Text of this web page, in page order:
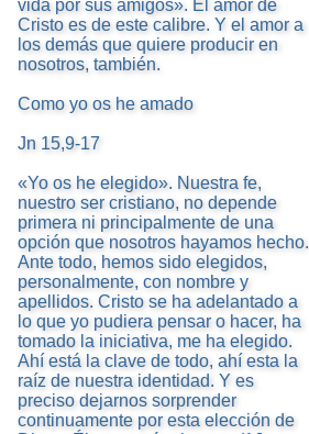
vida por sus amigos». El amor de
Cristo es de este calibre. Y el amor a
los demás que quiere producir en
nosotros, también.
Como yo os he amado
Jn 15,9-17
«Yo os he elegido». Nuestra fe,
nuestro ser cristiano, no depende
primera ni principalmente de una
opción que nosotros hayamos hecho.
Ante todo, hemos sido elegidos,
personalmente, con nombre y
apellidos. Cristo se ha adelantado a
lo que yo pudiera pensar o hacer, ha
tomado la iniciativa, me ha elegido.
Ahí está la clave de todo, ahí esta la
raíz de nuestra identidad. Y es
preciso dejarnos sorprender
continuamente por esta elección de